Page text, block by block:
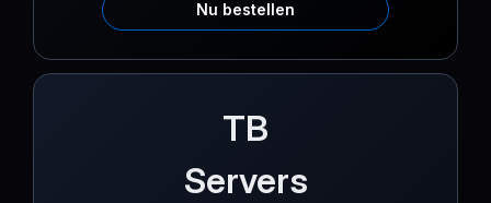
Nu bestellen
TB
Servers